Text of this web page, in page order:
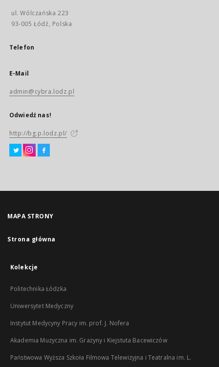
ul. Wólczańska 223
93-005 Łódź, Polska
Telefon
E-Mail
admin@cybra.lodz.pl
Odwiedź nas!
http://bg.p.lodz.pl/
MAPA STRONY
Strona główna
Kolekcje
Politechnika Łódzka
Uniwersytet Medyczny
Instytut Medycyny Pracy im. prof. J. Nofera
Akademia Muzyczna im. Grażyny i Kiejstuta Bacewiczów
Państwowa Wyższa Szkoła Filmowa Telewizyjna i Teatralna im. L.